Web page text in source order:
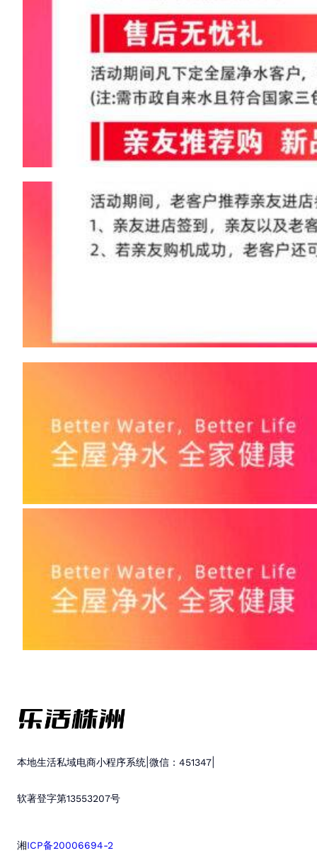
本地生活私域电商小程序系统 微信：451347
软著登字第13553207号
湘ICP备20006694-2